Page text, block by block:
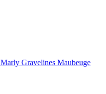
Marly Gravelines Maubeuge